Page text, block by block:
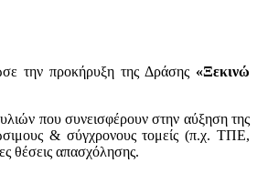
την προκήρυξη της Δράσης «Ξεκινώ
που συνεισφέρουν στην αύξηση της
& σύγχρονους τομείς (π.χ. ΤΠΕ,
θέσεις απασχόλησης.